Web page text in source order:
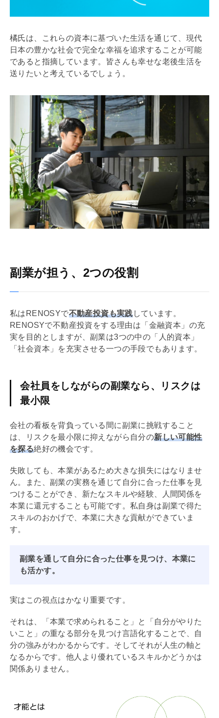
橘氏は、これらの資本に基づいた生活を通じて、現代
日本の豊かな社会で完全な幸福を追求することが可能
であると指摘しています。皆さんも幸せな老後生活を
送りたいと考えているでしょう。
副業が担う、2つの役割
私はRENOSYで不動産投資も実践しています。
RENOSYで不動産投資をする理由は「金融資本」の充
実を目的としますが、副業は3つの中の「人的資本」
「社会資本」を充実させる一つの手段でもあります。
会社員をしながらの副業なら、リスクは
最小限
会社の看板を背負っている間に副業に挑戦すること
は、リスクを最小限に抑えながら自分の新しい可能性
を探る絶好の機会です。
失敗しても、本業があるため大きな損失にはなりませ
ん。また、副業の実務を通じて自分に合った仕事を見
つけることができ、新たなスキルや経験、人間関係を
本業に還元することも可能です。私自身は副業で得た
スキルのおかげで、本業に大きな貢献ができていま
す。
副業を通して自分に合った仕事を見つけ、本業に
も活かす。
実はこの視点はかなり重要です。
それは、「本業で求められること」と「自分がやりた
いこと」の重なる部分を見つけ言語化することで、自
分の強みがわかるからです。そしてそれが人生の軸と
なるからです。他人より優れているスキルかどうかは
関係ありません。